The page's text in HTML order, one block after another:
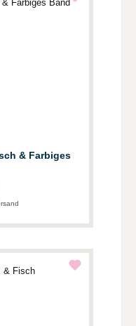
& Farbiges